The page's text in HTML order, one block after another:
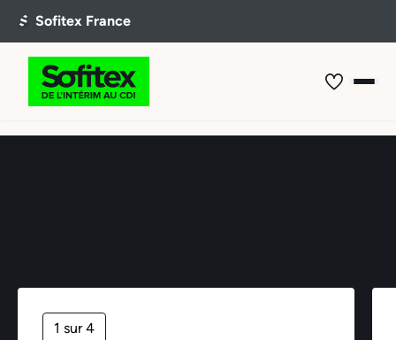
1 sur 4